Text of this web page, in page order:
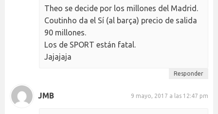
Theo se decide por los millones del Madrid.
Coutinho da el Sí (al barça) precio de salida
90 millones.
Los de SPORT están fatal.
Jajajaja
Responder
JMB 9 mayo, 2017 a las 12:47 pm